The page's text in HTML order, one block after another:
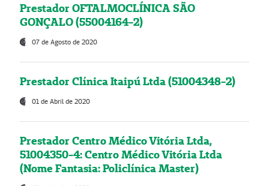
Prestador OFTALMOCLÍNICA SÃO
GONÇALO (55004164-2)
07 de Agosto de 2020
Prestador Clínica Itaipú Ltda (51004348-2)
01 de Abril de 2020
Prestador Centro Médico Vitória Ltda,
51004350-4: Centro Médico Vitória Ltda
(Nome Fantasia: Policlínica Master)